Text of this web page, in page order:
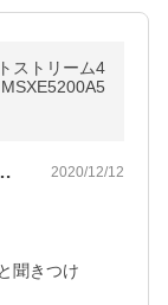
ストリーム4
ジェットストリー… 2020/12/12
聞きつけ